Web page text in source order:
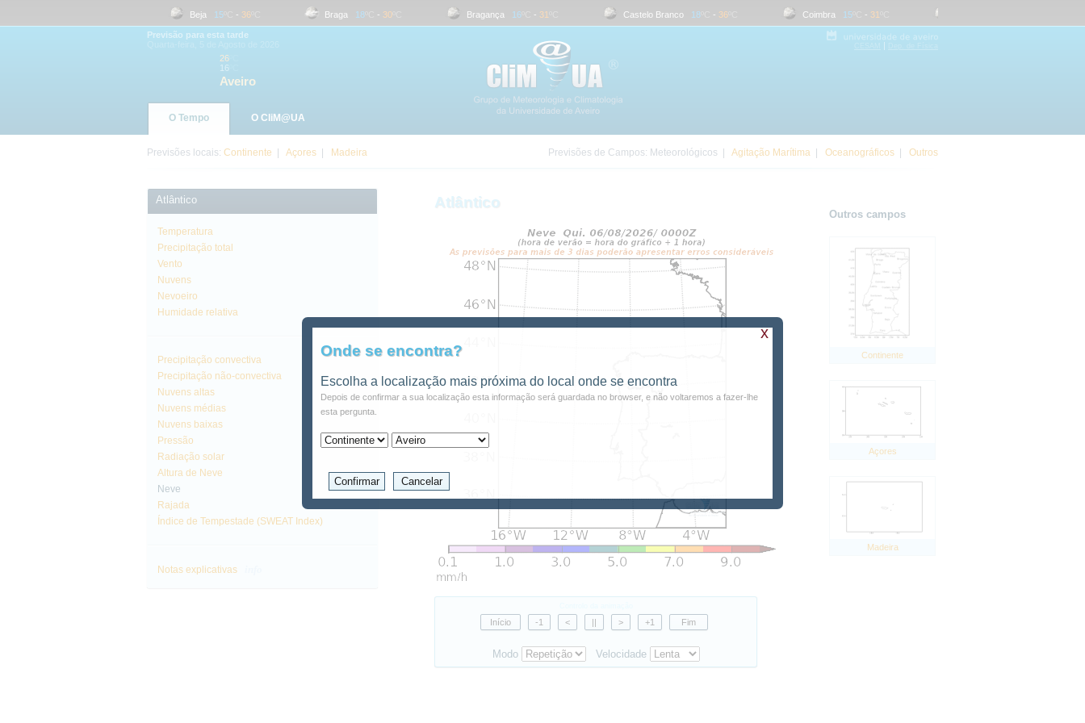
Beja 15 ºC 36 ºC Braga 18 ºC 30 ºC Bragança 16 ºC 31 ºC Castelo Branco 18 ºC 36 ºC Coimbra 15 ºC 31 ºC
|
Previsão para esta tarde
26
16
Aveiro
O Tempo O CliM@UA
Previsões locais: Continente Açores Madeira Previsões de Campos: Meteorológicos Agitação Marítima Oceanográficos Outros
Atlântico
Temperatura
Precipitação total
Vento
Nuvens
Nevoeiro
Humidade relativa
Precipitação convectiva
Precipitação não-convectiva
Nuvens altas
Nuvens médias
Nuvens baixas
Pressão
Radiação solar
Altura de Neve
Neve
Rajada
Índice de Tempestade (SWEAT Index)
Notas explicativas
Atlântico
Modo Velocidade
Outros campos
Continente
Açores
Madeira
Onde se encontra?
Escolha a localização mais próxima do local onde se encontra
Depois de confirmar a sua localização esta informação será guardada no browser, e não voltaremos a fazer-lhe
esta pergunta.
x